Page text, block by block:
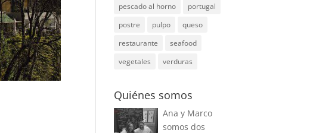
pescado al horno
portugal
postre
pulpo
queso
restaurante
seafood
vegetales
verduras
Quiénes somos
Ana y Marco
somos dos